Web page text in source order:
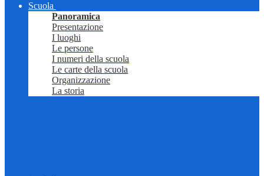
Scuola
Panoramica
Presentazione
I luoghi
Le persone
I numeri della scuola
Le carte della scuola
Organizzazione
La storia